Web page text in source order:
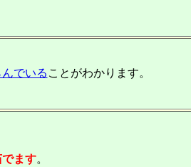
でいる ことがわかります。
ます。